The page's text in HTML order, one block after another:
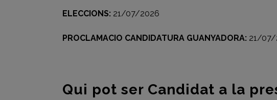
ELECCIONS: 21/07/2026
PROCLAMACIO CANDIDATURA GUANYADORA: 21/07/
Qui pot ser Candidat a la